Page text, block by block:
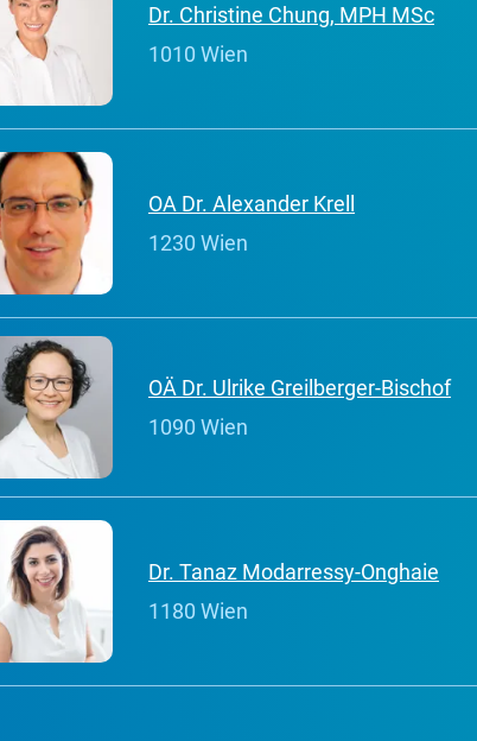
Dr. Christine Chung, MPH MSc
1010 Wien
OA Dr. Alexander Krell
1230 Wien
OÄ Dr. Ulrike Greilberger-Bischof
1090 Wien
Dr. Tanaz Modarressy-Onghaie
1180 Wien